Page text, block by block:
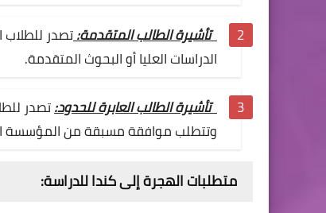
تأشيرة الطالب المتقدمة:تصدر للطلاب
الدراسات العليا أو البحوث المتقدمة.
تأشيرة الطالب العابرة للحدود:تصدر
وتتطلب موافقة مسبقة من المؤسسة
متطلبات الهجرة إلى كندا للدراسة: